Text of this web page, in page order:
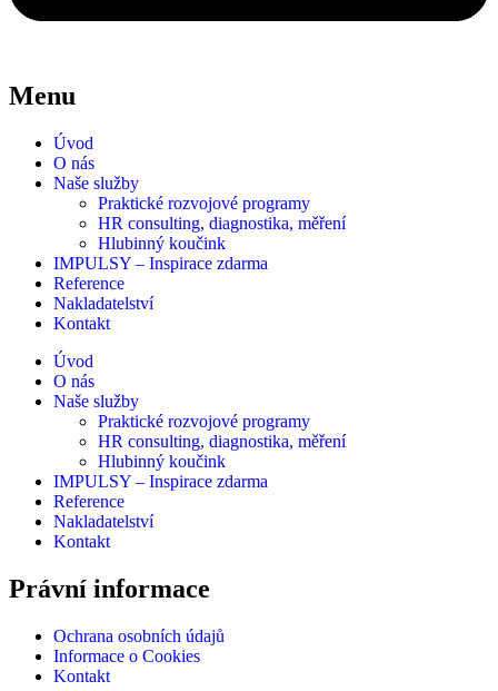
Menu
Úvod
O nás
Naše služby
Praktické rozvojové programy
HR consulting, diagnostika, měření
Hlubinný koučink
IMPULSY – Inspirace zdarma
Reference
Nakladatelství
Kontakt
Úvod
O nás
Naše služby
Praktické rozvojové programy
HR consulting, diagnostika, měření
Hlubinný koučink
IMPULSY – Inspirace zdarma
Reference
Nakladatelství
Kontakt
Právní informace
Ochrana osobních údajů
Informace o Cookies
Kontakt